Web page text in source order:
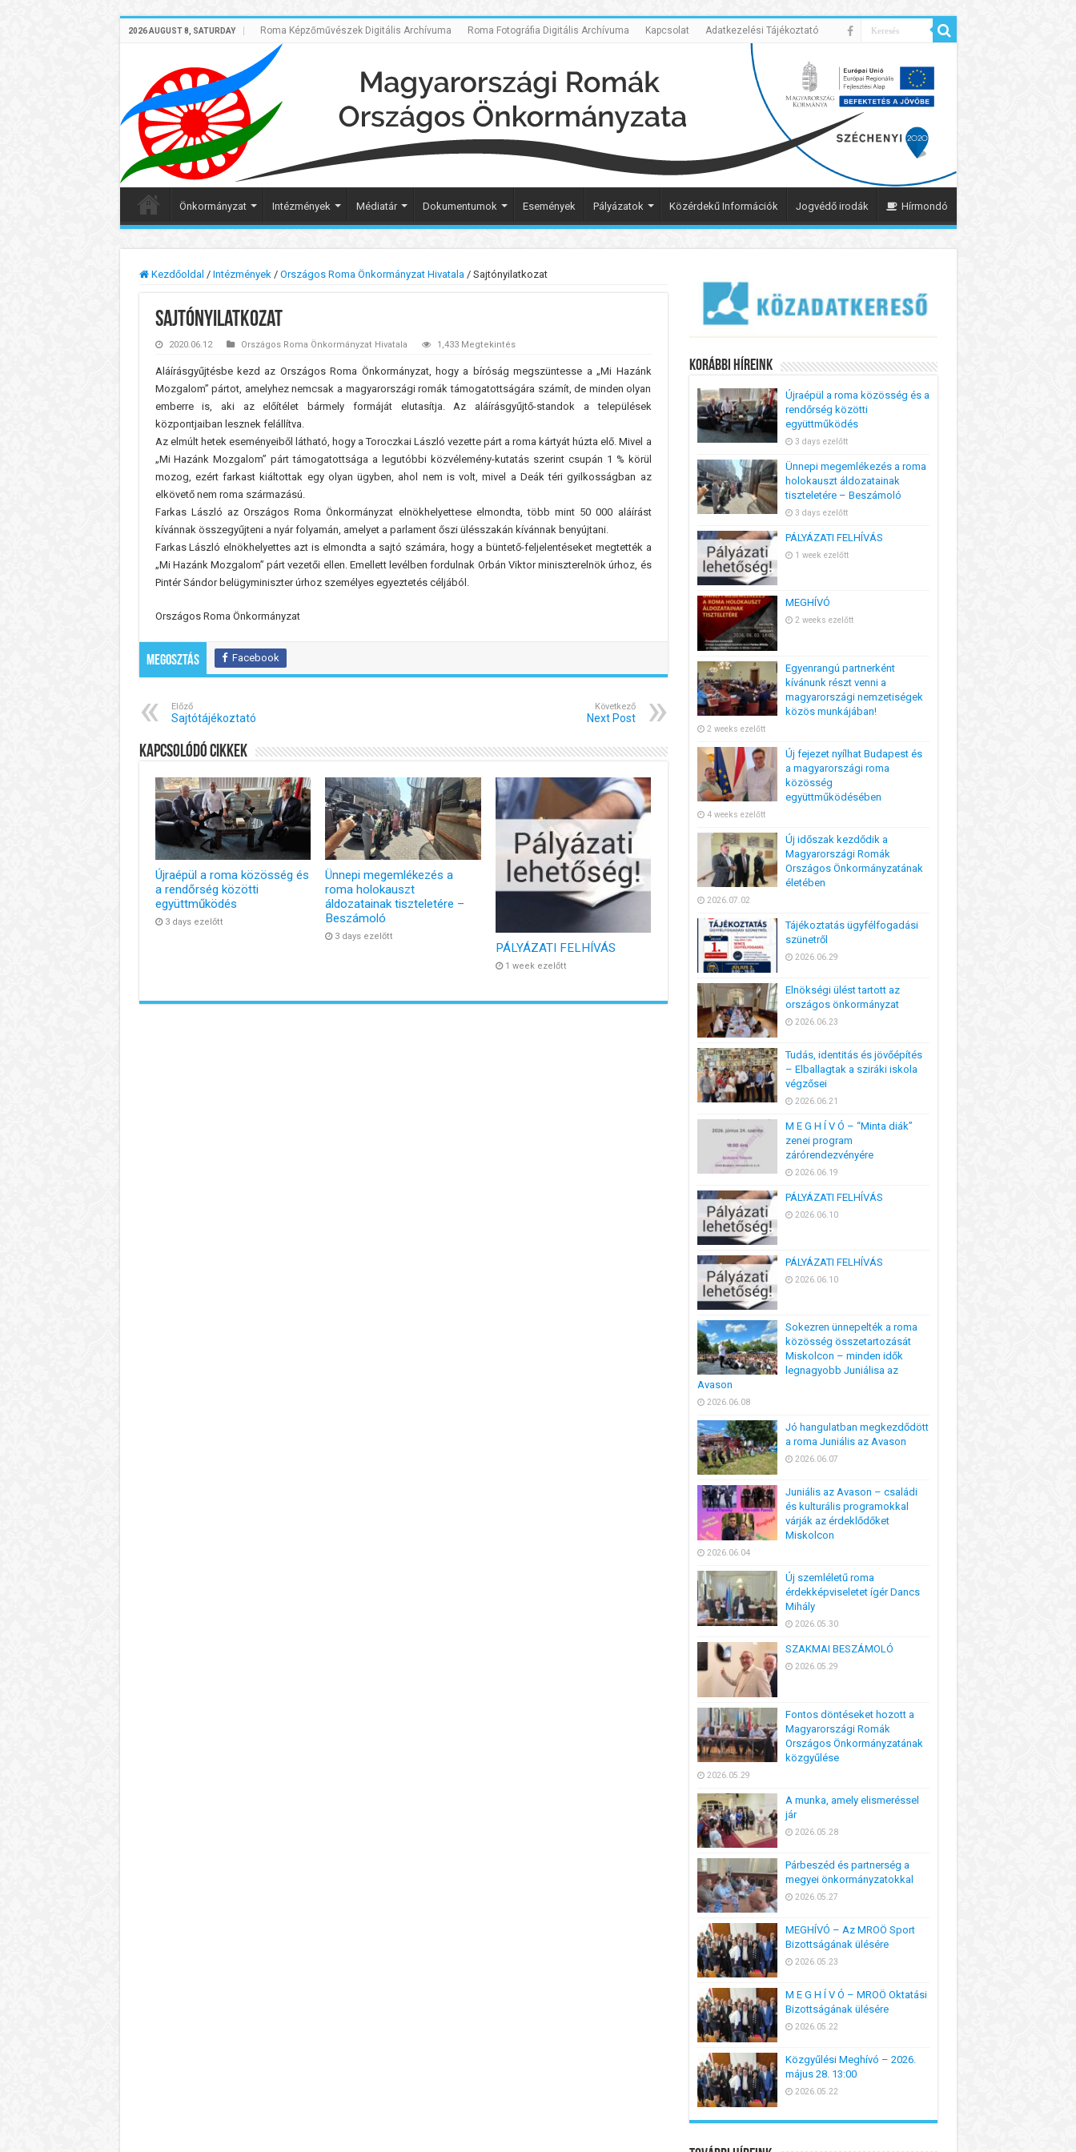
2026 AUGUST 8, SATURDAY Roma Képzőművészek Digitális Archívuma Roma Fotográfia Digitális Archívuma Kapcsolat Adatkezelési Tájékoztató
Önkormányzat Intézmények Médiatár Dokumentumok Események Pályázatok Közérdekű Információk Jogvédő irodák Hírmondó
Kezdőoldal / Intézmények / Országos Roma Önkormányzat Hivatala / Sajtónyilatkozat
Sajtónyilatkozat
2020.06.12 Országos Roma Önkormányzat Hivatala 1,433 Megtekintés
Aláírásgyűjtésbe kezd az Országos Roma Önkormányzat, hogy a bíróság megszüntesse a „Mi Hazánk
Mozgalom” pártot, amelyhez nemcsak a magyarországi romák támogatottságára számít, de minden olyan
emberre is, aki az előítélet bármely formáját elutasítja. Az aláírásgyűjtő-standok a települések
központjaiban lesznek felállítva.
Az elmúlt hetek eseményeiből látható, hogy a Toroczkai László vezette párt a roma kártyát húzta elő. Mivel a
„Mi Hazánk Mozgalom” párt támogatottsága a legutóbbi közvélemény-kutatás szerint csupán 1 % körül
mozog, ezért farkast kiáltottak egy olyan ügyben, ahol nem is volt, mivel a Deák téri gyilkosságban az
elkövető nem roma származású.
Farkas László az Országos Roma Önkormányzat elnökhelyettese elmondta, több mint 50 000 aláírást
kívánnak összegyűjteni a nyár folyamán, amelyet a parlament őszi ülésszakán kívánnak benyújtani.
Farkas László elnökhelyettes azt is elmondta a sajtó számára, hogy a büntető-feljelentéseket megtették a
„Mi Hazánk Mozgalom” párt vezetői ellen. Emellett levélben fordulnak Orbán Viktor miniszterelnök úrhoz, és
Pintér Sándor belügyminiszter úrhoz személyes egyeztetés céljából.
Országos Roma Önkormányzat
Megosztás Facebook
Előző
Sajtótájékoztató
Következő
Next Post
Kapcsolódó cikkek
Újraépül a roma közösség és
a rendőrség közötti
együttműködés
3 days ezelőtt
Ünnepi megemlékezés a
roma holokauszt
áldozatainak tiszteletére –
Beszámoló
3 days ezelőtt
PÁLYÁZATI FELHÍVÁS
1 week ezelőtt
Korábbi Híreink
Újraépül a roma közösség és a
rendőrség közötti
együttműködés
3 days ezelőtt
Ünnepi megemlékezés a roma
holokauszt áldozatainak
tiszteletére – Beszámoló
3 days ezelőtt
PÁLYÁZATI FELHÍVÁS
1 week ezelőtt
MEGHÍVÓ
2 weeks ezelőtt
Egyenrangú partnerként
kívánunk részt venni a
magyarországi nemzetiségek
közös munkájában!
2 weeks ezelőtt
Új fejezet nyílhat Budapest és
a magyarországi roma
közösség
együttműködésében
4 weeks ezelőtt
Új időszak kezdődik a
Magyarországi Romák
Országos Önkormányzatának
életében
2026.07.02
Tájékoztatás ügyfélfogadási
szünetről
2026.06.29
Elnökségi ülést tartott az
országos önkormányzat
2026.06.23
Tudás, identitás és jövőépítés
– Elballagtak a sziráki iskola
végzősei
2026.06.21
M E G H Í V Ó – “Minta diák”
zenei program
zárórendezvényére
2026.06.19
PÁLYÁZATI FELHÍVÁS
2026.06.10
PÁLYÁZATI FELHÍVÁS
2026.06.10
Sokezren ünnepelték a roma
közösség összetartozását
Miskolcon – minden idők
legnagyobb Juniálisa az
Avason
2026.06.08
Jó hangulatban megkezdődött
a roma Juniális az Avason
2026.06.07
Juniális az Avason – családi
és kulturális programokkal
várják az érdeklődőket
Miskolcon
2026.06.04
Új szemléletű roma
érdekképviseletet ígér Dancs
Mihály
2026.05.30
SZAKMAI BESZÁMOLÓ
2026.05.29
Fontos döntéseket hozott a
Magyarországi Romák
Országos Önkormányzatának
közgyűlése
2026.05.29
A munka, amely elismeréssel
jár
2026.05.28
Párbeszéd és partnerség a
megyei önkormányzatokkal
2026.05.27
MEGHÍVÓ – Az MROÖ Sport
Bizottságának ülésére
2026.05.23
M E G H Í V Ó – MROÖ Oktatási
Bizottságának ülésére
2026.05.22
Közgyűlési Meghívó – 2026.
május 28. 13:00
2026.05.22